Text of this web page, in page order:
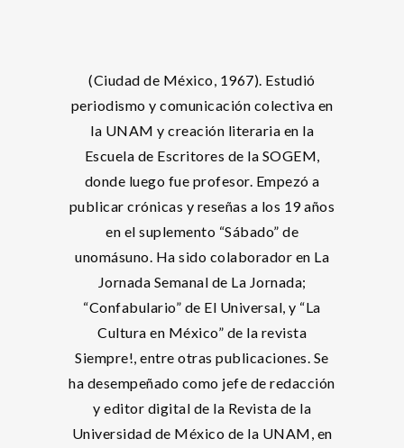
(Ciudad de México, 1967). Estudió
periodismo y comunicación colectiva en
la UNAM y creación literaria en la
Escuela de Escritores de la SOGEM,
donde luego fue profesor. Empezó a
publicar crónicas y reseñas a los 19 años
en el suplemento “Sábado” de
unomásuno. Ha sido colaborador en La
Jornada Semanal de La Jornada;
“Confabulario” de El Universal, y “La
Cultura en México” de la revista
Siempre!, entre otras publicaciones. Se
ha desempeñado como jefe de redacción
y editor digital de la Revista de la
Universidad de México de la UNAM, en